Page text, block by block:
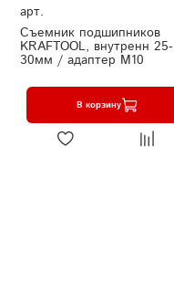
арт.
Съемник подшипников
KRAFTOOL, внутренн 25-
30мм / адаптер М10
В корзину